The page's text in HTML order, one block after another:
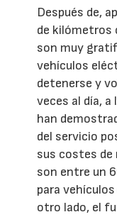
Después de,
de kilómetros
son muy
vehículos
detenerse y
veces al día, a
han
del servicio
sus costes
son entre un
para
otro lado, el